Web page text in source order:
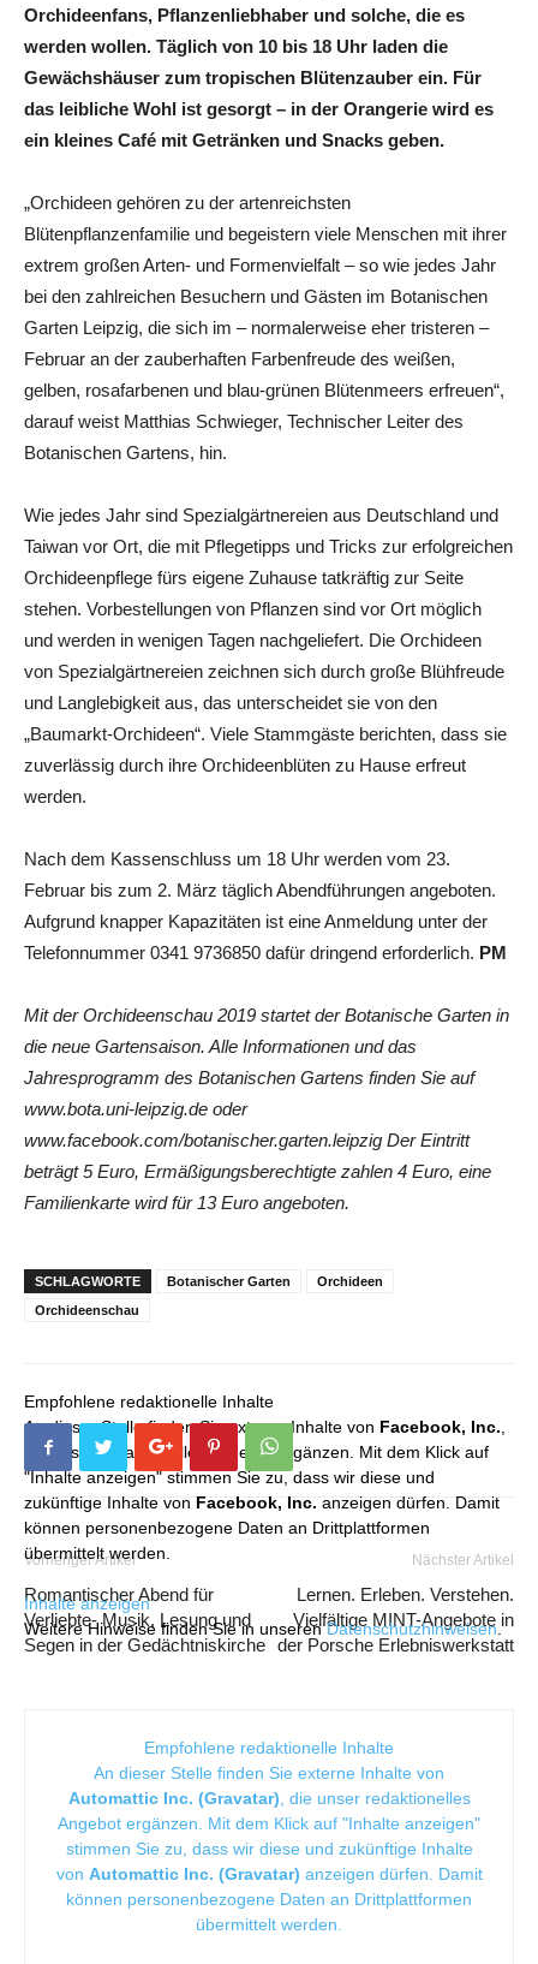
Orchideenfans, Pflanzenliebhaber und solche, die es
werden wollen. Täglich von 10 bis 18 Uhr laden die
Gewächshäuser zum tropischen Blütenzauber ein. Für
das leibliche Wohl ist gesorgt – in der Orangerie wird es
ein kleines Café mit Getränken und Snacks geben.
„Orchideen gehören zu der artenreichsten
Blütenpflanzenfamilie und begeistern viele Menschen mit ihrer
extrem großen Arten- und Formenvielfalt – so wie jedes Jahr
bei den zahlreichen Besuchern und Gästen im Botanischen
Garten Leipzig, die sich im – normalerweise eher tristeren –
Februar an der zauberhaften Farbenfreude des weißen,
gelben, rosafarbenen und blau-grünen Blütenmeers erfreuen“,
darauf weist Matthias Schwieger, Technischer Leiter des
Botanischen Gartens, hin.
Wie jedes Jahr sind Spezialgärtnereien aus Deutschland und
Taiwan vor Ort, die mit Pflegetipps und Tricks zur erfolgreichen
Orchideenpflege fürs eigene Zuhause tatkräftig zur Seite
stehen. Vorbestellungen von Pflanzen sind vor Ort möglich
und werden in wenigen Tagen nachgeliefert. Die Orchideen
von Spezialgärtnereien zeichnen sich durch große Blühfreude
und Langlebigkeit aus, das unterscheidet sie von den
„Baumarkt-Orchideen“. Viele Stammgäste berichten, dass sie
zuverlässig durch ihre Orchideenblüten zu Hause erfreut
werden.
Nach dem Kassenschluss um 18 Uhr werden vom 23.
Februar bis zum 2. März täglich Abendführungen angeboten.
Aufgrund knapper Kapazitäten ist eine Anmeldung unter der
Telefonnummer 0341 9736850 dafür dringend erforderlich. PM
Mit der Orchideenschau 2019 startet der Botanische Garten in
die neue Gartensaison. Alle Informationen und das
Jahresprogramm des Botanischen Gartens finden Sie auf
www.bota.uni-leipzig.de oder
www.facebook.com/botanischer.garten.leipzig Der Eintritt
beträgt 5 Euro, Ermäßigungsberechtigte zahlen 4 Euro, eine
Familienkarte wird für 13 Euro angeboten.
SCHLAGWORTE Botanischer Garten
Orchideen
Orchideenschau
Empfohlene redaktionelle Inhalte
An dieser Stelle finden Sie externe Inhalte von Facebook, Inc.,
die unser redaktionelles Angebot ergänzen. Mit dem Klick auf
"Inhalte anzeigen" stimmen Sie zu, dass wir diese und
zukünftige Inhalte von Facebook, Inc. anzeigen dürfen. Damit
können personenbezogene Daten an Drittplattformen
übermittelt werden.
Inhalte anzeigen
Weitere Hinweise finden Sie in unserenDatenschutzhinweisen.
Vorheriger Artikel
Romantischer Abend für
Verliebte- Musik, Lesung und
Segen in der Gedächtniskirche
Nächster Artikel
Lernen. Erleben. Verstehen.
Vielfältige MINT-Angebote in
der Porsche Erlebniswerkstatt
Empfohlene redaktionelle Inhalte
An dieser Stelle finden Sie externe Inhalte von
Automattic Inc. (Gravatar), die unser redaktionelles
Angebot ergänzen. Mit dem Klick auf "Inhalte anzeigen"
stimmen Sie zu, dass wir diese und zukünftige Inhalte
von Automattic Inc. (Gravatar) anzeigen dürfen. Damit
können personenbezogene Daten an Drittplattformen
übermittelt werden.